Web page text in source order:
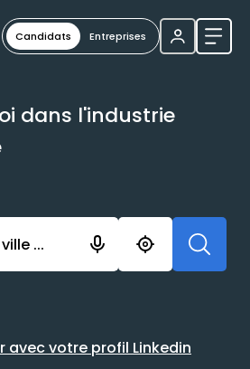
Candidats Entreprises
dans l'industrie
pour lancer l’enregistrement.
Rechercher avec votre
avec votre profil Linkedin